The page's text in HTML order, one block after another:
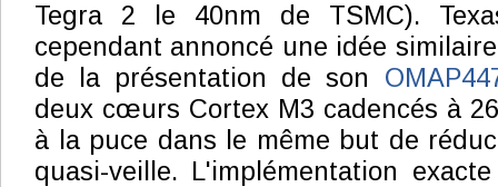
Tegra 2 le 40nm de TSMC).
cependant annoncé une idée
de la présentation de son
deux cœurs Cortex M3 cadencés à
à la puce dans le même but de
quasi-veille. L'implémentation